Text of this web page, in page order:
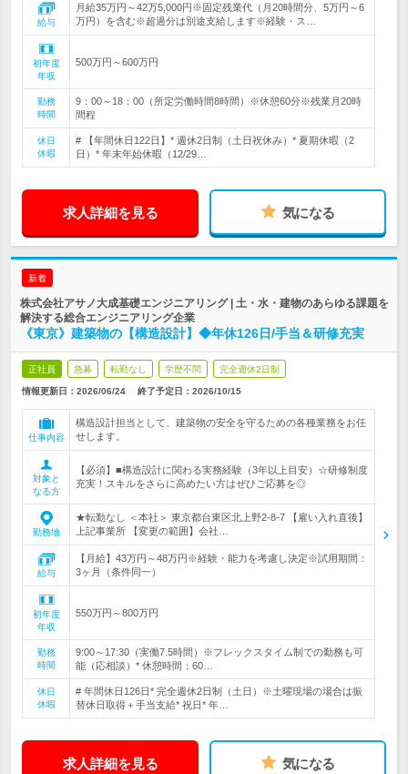
給与
月給35万円～42万5,000円※固定残業代（月20時間分、5万円～6
万円）を含む※超過分は別途支給します※経験・ス…
初年度
年収
500万円～600万円
勤務
時間
9：00～18：00（所定労働時間8時間）※休憩60分※残業月20時
間程
休日
休暇
# 【年間休日122日】* 週休2日制（土日祝休み）* 夏期休暇（2
日）* 年末年始休暇（12/29…
求人詳細を見る 気になる
新着
株式会社アサノ大成基礎エンジニアリング | 土・水・建物のあらゆる課題を
解決する総合エンジニアリング企業
《東京》建築物の【構造設計】◆年休126日/手当＆研修充実
正社員 急募 転勤なし 学歴不問 完全週休2日制
情報更新日：2026/06/24 終了予定日： 2026/10/15
仕事内容
構造設計担当として、建築物の安全を守るための各種業務をお任
せします。
対象と
なる方
【必須】■構造設計に関わる実務経験（3年以上目安）☆研修制度
充実！スキルをさらに高めたい方はぜひご応募を◎
勤務地
★転勤なし ＜本社＞ 東京都台東区北上野2-8-7 【雇い入れ直後】
上記事業所 【変更の範囲】会社…
給与
【月給】43万円～48万円※経験・能力を考慮し決定※試用期間：
3ヶ月（条件同一）
初年度
年収
550万円～800万円
勤務
時間
9:00～17:30（実働7.5時間）※フレックスタイム制での勤務も可
能（応相談）* 休憩時間：60…
休日
休暇
# 年間休日126日* 完全週休2日制（土日）※土曜現場の場合は振
替休日取得＋手当支給* 祝日* 年…
求人詳細を見る 気になる